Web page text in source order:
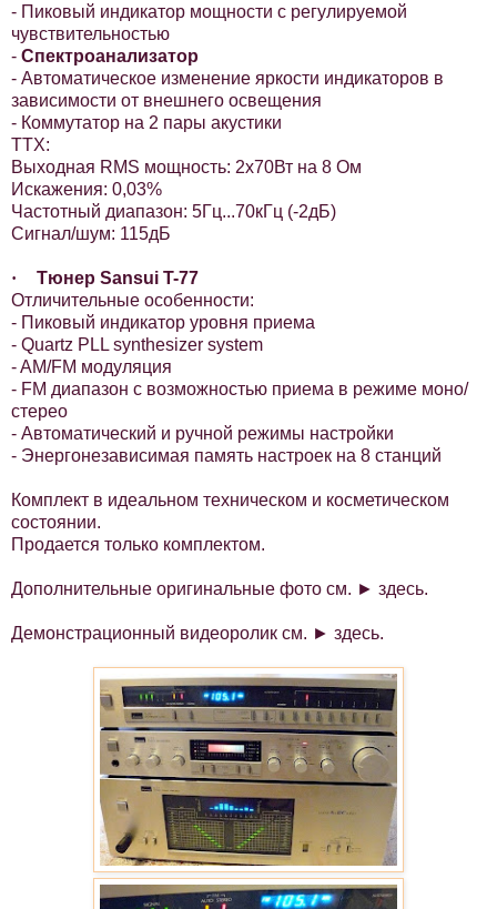
- Пиковый индикатор мощности с регулируемой
чувствительностью
- Спектроанализатор
- Автоматическое изменение яркости индикаторов в
зависимости от внешнего освещения
- Коммутатор на 2 пары акустики
ТТХ:
Выходная RMS мощность: 2х70Вт на 8 Ом
Искажения: 0,03%
Частотный диапазон: 5Гц...70кГц (-2дБ)
Сигнал/шум: 115дБ
·
Тюнер Sansui T-77
Отличительные особенности:
- Пиковый индикатор уровня приема
- Quartz PLL synthesizer system
- AM/FM модуляция
- FM диапазон с возможностью приема в режиме моно/
стерео
- Автоматический и ручной режимы настройки
- Энергонезависимая память настроек на 8 станций
Комплект в идеальном техническом и косметическом
состоянии.
Продается только комплектом.
Дополнительные оригинальные фото см. ► здесь.
Демонстрационный видеоролик см. ► здесь.